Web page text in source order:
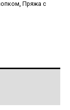
, Пряжа с